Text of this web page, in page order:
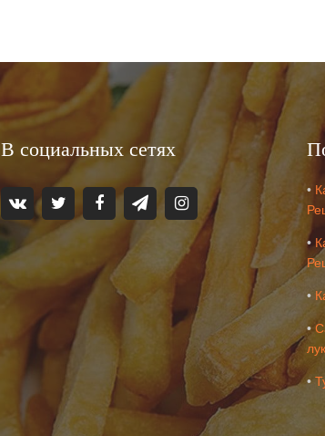
В социальных сетях
•
•
•
•
•